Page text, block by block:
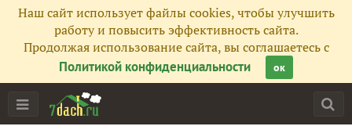
Наш сайт использует файлы cookies, чтобы улучшить
работу и повысить эффективность сайта.
Продолжая использование сайта, вы соглашаетесь с
Политикой конфиденциальности
ок